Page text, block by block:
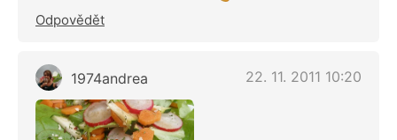
Odpovědět
1974andrea 22. 11. 2011 10:20